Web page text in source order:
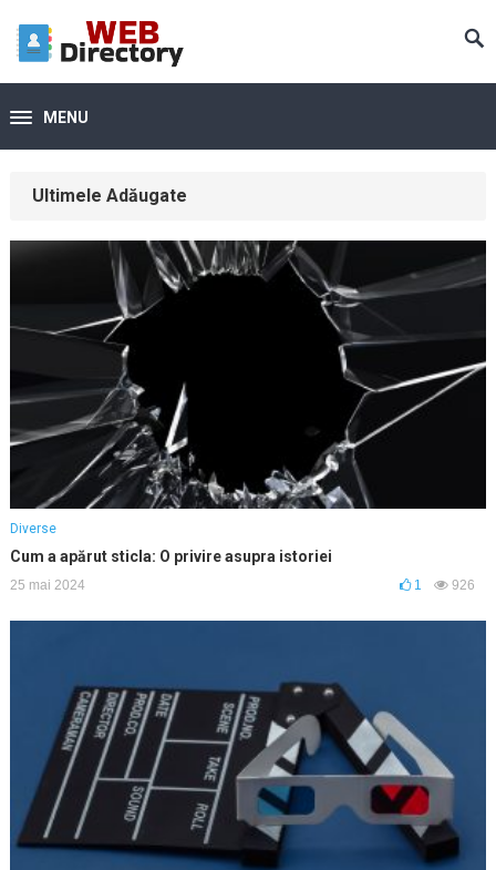
MENU
Ultimele Adăugate
Diverse
Cum a apărut sticla: O privire asupra istoriei
25 mai 2024 1 926